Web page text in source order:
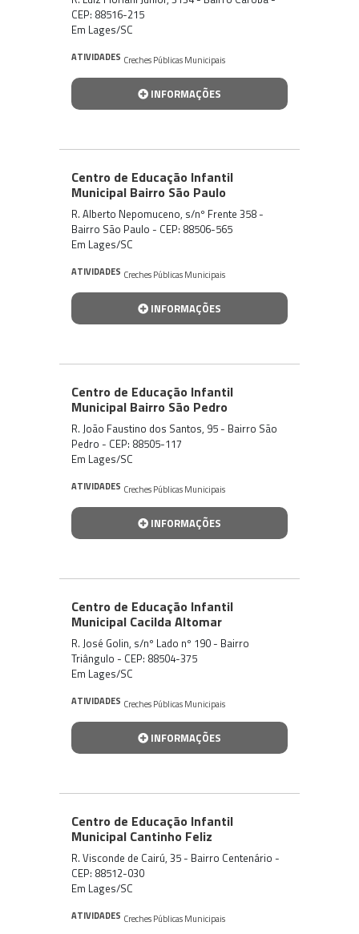
CEP: 88516-215
Em Lages/SC
ATIVIDADES Creches Públicas Municipais
INFORMAÇÕES
Centro de Educação Infantil
Municipal Bairro São Paulo
R. Alberto Nepomuceno, s/nº Frente 358 -
Bairro São Paulo - CEP: 88506-565
Em Lages/SC
ATIVIDADES Creches Públicas Municipais
INFORMAÇÕES
Centro de Educação Infantil
Municipal Bairro São Pedro
R. João Faustino dos Santos, 95 - Bairro São
Pedro - CEP: 88505-117
Em Lages/SC
ATIVIDADES Creches Públicas Municipais
INFORMAÇÕES
Centro de Educação Infantil
Municipal Cacilda Altomar
R. José Golin, s/nº Lado nº 190 - Bairro
Triângulo - CEP: 88504-375
Em Lages/SC
ATIVIDADES Creches Públicas Municipais
INFORMAÇÕES
Centro de Educação Infantil
Municipal Cantinho Feliz
R. Visconde de Cairú, 35 - Bairro Centenário -
CEP: 88512-030
Em Lages/SC
ATIVIDADES Creches Públicas Municipais